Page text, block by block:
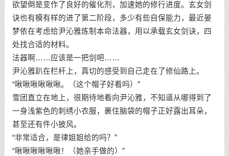
欲望倒是变作了良好的催化剂，加速她的修行进度。玄女剑
诀也有模有样的进了第二阶段，多少有些自保能力，最近晏
梦依在考虑给尹沁雅炼制本命法器，用以承载玄女剑诀，四
处找合适的材料。
法器啊……应该是一把剑吧……
尹沁雅趴在栏杆上，真切的感受到自己走在了修仙路上。
“啾啾啾啾啾啾。（这个帽子好看吗）”
雪团直立在地上，很期待地看向尹沁雅，不知道从哪得到了
一身浅紫色的刺绣小衣服，裹住脑袋的帽子正好露出耳朵，
甚至还有件小披风。
“非常适合，是律姐姐给的吗？”
“啾啾啾啾啾啾！（她亲手做的）”